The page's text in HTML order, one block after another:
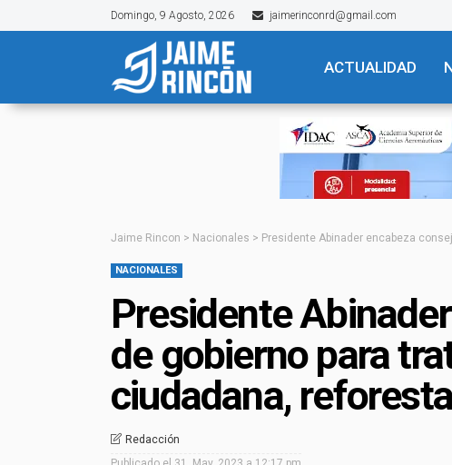
Domingo, 9 Agosto, 2026 jaimerinconrd@gmail.com
ACTUALIDAD
Jaime Rincon > Nacionales > Presidente Abinader encabeza
NACIONALES
Presidente
de gobierno para
ciudadana,
Redacción